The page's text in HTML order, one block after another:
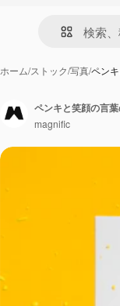
ホーム/ストック/写真/ペン
ペンキと笑顔の言
magnific